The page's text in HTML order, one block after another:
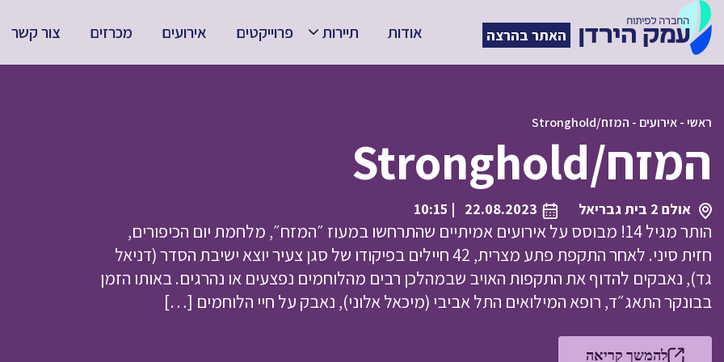
האתר בהרצה אודות תיירות פרוייקטים אירועים מכרזים צור קשר
ראשי-אירועים - המזח/Stronghold
המזח/Stronghold
אולם 2 בית גבריאל 22.08.2023
| 10:15
הותר מגיל 14! מבוסס על אירועים אמיתיים שהתרחשו במעוז ״המזח״, מלחמת יום הכיפורים,
חזית סיני. לאחר התקפת פתע מצרית, 42 חיילים בפיקודו של סגן צעיר יוצא ישיבת הסדר (דניאל
גד), נאבקים להדוף את התקפות האויב שבמהלכן רבים מהלוחמים נפצעים או נהרגים. באותו הזמן
בבונקר התאג״ד, רופא המילואים התל אביבי (מיכאל אלוני), נאבק על חיי הלוחמים […]
להמשך קריאה